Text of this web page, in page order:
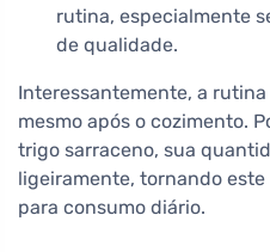
rutina, especialmente
de qualidade.
Interessantemente, a
mesmo após o cozimento.
trigo sarraceno, sua
ligeiramente, tornando
para consumo diário.